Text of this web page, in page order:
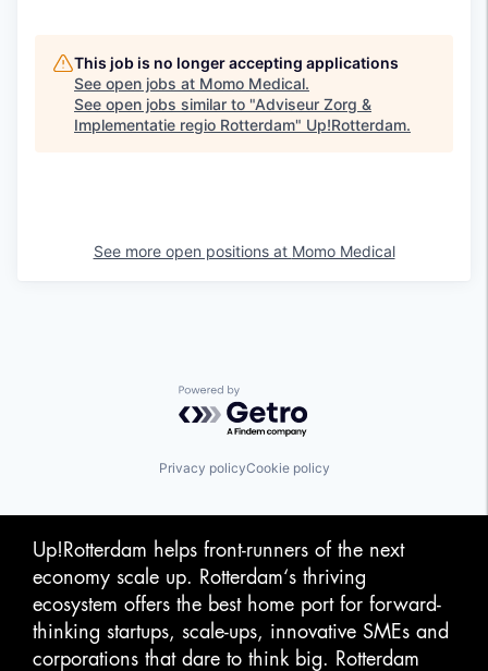
This job is no longer accepting applications
See open jobs at Momo Medical.
See open jobs similar to "Adviseur Zorg &
Implementatie regio Rotterdam" Up!Rotterdam.
See more open positions at Momo Medical
Powered by Getro.com
Privacy policyCookie policy
Up!Rotterdam helps front-runners of the next
economy scale up. Rotterdam‘s thriving
ecosystem offers the best home port for forward-
thinking startups, scale-ups, innovative SMEs and
corporations that dare to think big. Rotterdam